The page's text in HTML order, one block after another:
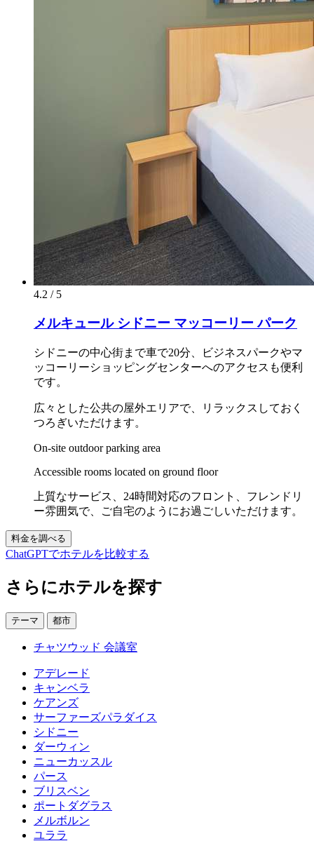
4.2 / 5
メルキュール シドニー マッコーリー パーク
シドニーの中心街まで車で20分、ビジネスパークやマ
ッコーリーショッピングセンターへのアクセスも便利
です。
広々とした公共の屋外エリアで、リラックスしておく
つろぎいただけます。
On-site outdoor parking area
Accessible rooms located on ground floor
上質なサービス、24時間対応のフロント、フレンドリ
ー雰囲気で、ご自宅のようにお過ごしいただけます。
料金を調べる
ChatGPTでホテルを比較する
さらにホテルを探す
テーマ 都市
チャツウッド 会議室
アデレード
キャンベラ
ケアンズ
サーファーズパラダイス
シドニー
ダーウィン
ニューカッスル
パース
ブリスベン
ポートダグラス
メルボルン
ユララ